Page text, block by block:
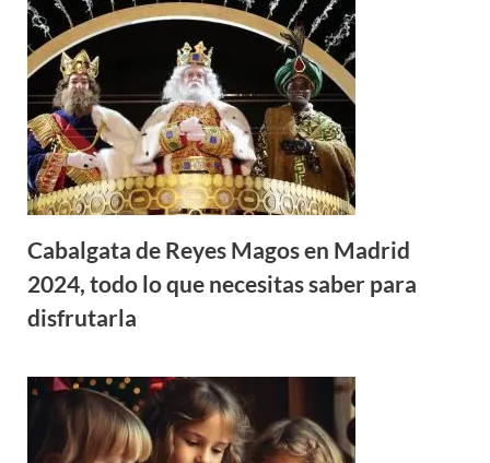
Cabalgata de Reyes Magos en Madrid
2024, todo lo que necesitas saber para
disfrutarla